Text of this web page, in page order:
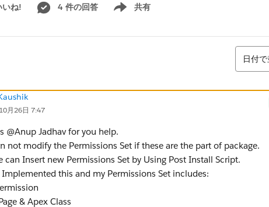
いね! 4 件の回答 共有
Show menu
並び替え
日付
月26日 7:47
@Anup Jadhav for you help.
not modify the Permissions Set if these are the part of package.
can Insert new Permissions Set by Using Post Install Script.
Implemented this and my Permissions Set includes:
& Apex Class